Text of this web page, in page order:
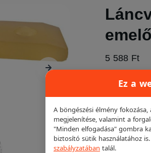
5 588 Ft
Ez a
A böngészési élmény
megjelenítése, valamint a
"Minden elfogadása" gombra
biztosító sütik használatához
szabályzatában talál.